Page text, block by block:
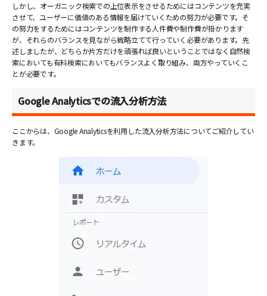
しかし、オーガニック検索での上位表示をさせるためにはコンテンツを充実
させて、ユーザーに価値のある情報を届けていくための努力が必要です。そ
の努力をするためにはコンテンツを制作する人件費や制作費が掛かります
が、それらのバランスを見ながら戦略立てて行っていく必要があります。先
述しましたが、どちらか片方だけを頑張れば良いということではなく自然検
索においても有料検索においてもバランスよく取り組み、両方やっていくこ
とが必要です。
Google Analyticsでの流入分析方法
ここからは、Google Analyticsを利用した流入分析方法についてご紹介してい
きます。